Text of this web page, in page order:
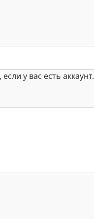
, если у вас есть аккаунт.